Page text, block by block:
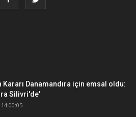
Kararı Danamandıra için emsal oldu:
Silivri'de'